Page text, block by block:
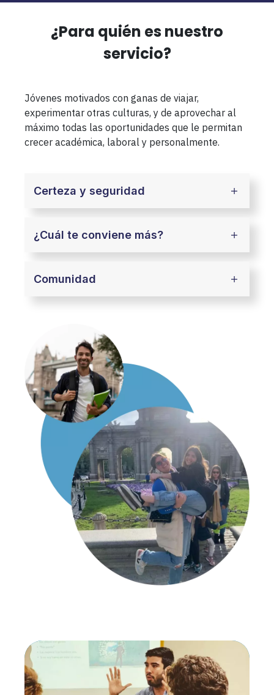
¿Para quién es nuestro
servicio?
Jóvenes motivados con ganas de viajar,
experimentar otras culturas, y de aprovechar al
máximo todas las oportunidades que le permitan
crecer académica, laboral y personalmente.
Certeza y seguridad
¿Cuál te conviene más?
Comunidad